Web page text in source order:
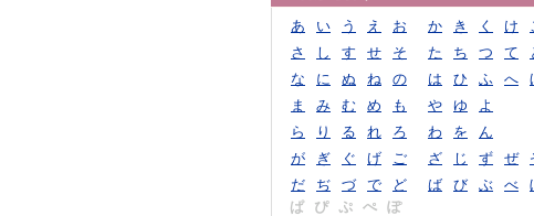
あ い う え お か き く け
さ
し す せ そ た ち つ て
な
に ぬ ね の は ひ ふ へ
ま
み む め も や ゆ
よ
ら
り る れ ろ わ を
ん
が
ぎ ぐ げ ご ざ じ ず ぜ
だ
ぢ づ で ど ば び ぶ べ
ぱ
ぴ ぷ ぺ ぽ